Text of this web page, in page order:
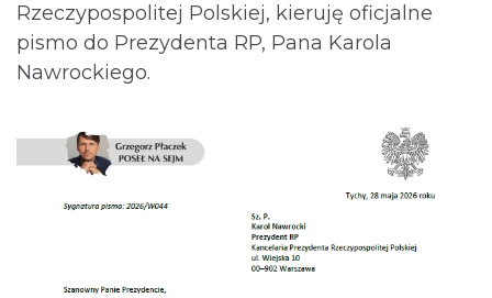
Rzeczypospolitej Polskiej, kieruję oficjalne
pismo do Prezydenta RP, Pana Karola
Nawrockiego.